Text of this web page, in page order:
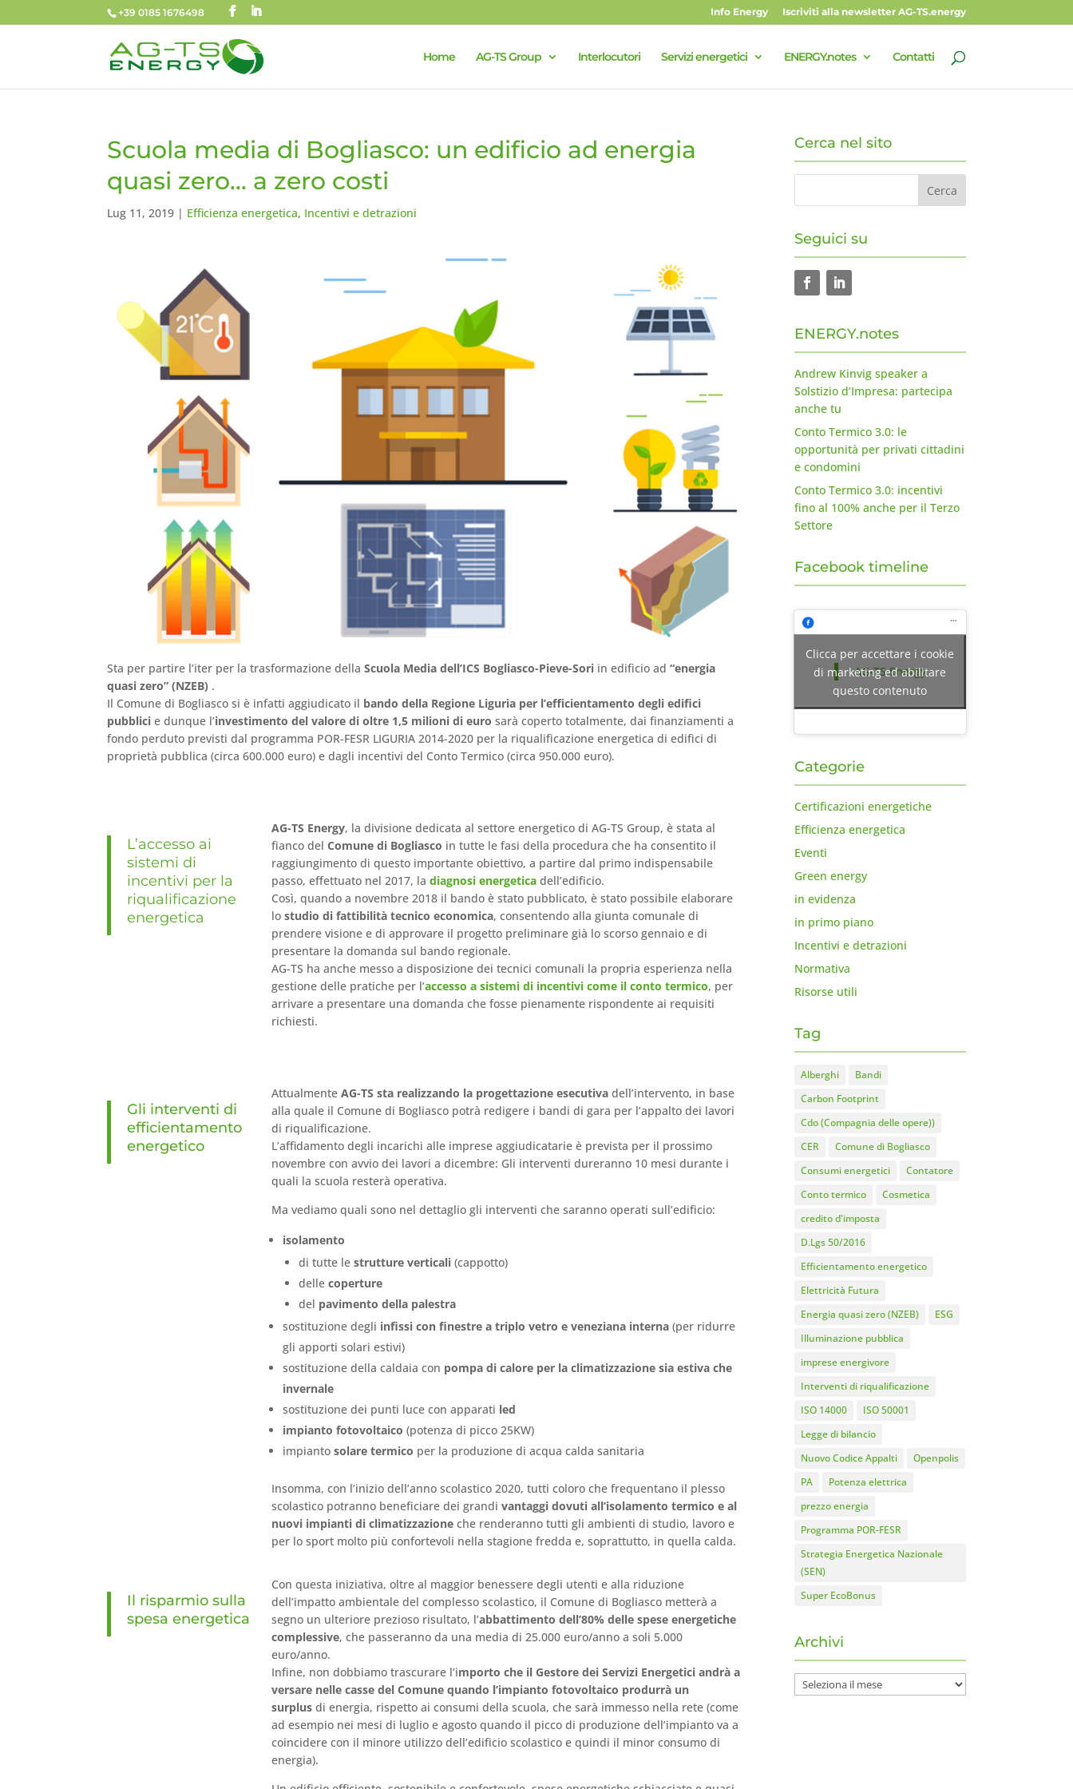
+39 0185 1676498 Info Energy Iscriviti alla newsletter AG-TS.energy
Home AG-TS Group Interlocutori Servizi energetici ENERGY.notes Contatti
Scuola media di Bogliasco: un edificio ad energia
quasi zero… a zero costi
Lug 11, 2019 | Efficienza energetica, Incentivi e detrazioni
Sta per partire l’iter per la trasformazione dellaScuola Media dell’ICS Bogliasco-Pieve-Sori in edificio ad“energia
quasi zero” (NZEB) .
Il Comune di Bogliasco si è infatti aggiudicato il bando della Regione Liguria per l’efficientamento degli edifici
pubblici e dunque l’investimento del valore di oltre 1,5 milioni di euro sarà coperto totalmente, dai finanziamenti a
fondo perduto previsti dal programma POR-FESR LIGURIA 2014-2020 per la riqualificazione energetica di edifici di
proprietà pubblica (circa 600.000 euro) e dagli incentivi del Conto Termico (circa 950.000 euro).
L’accesso ai
sistemi di
incentivi per la
riqualificazione
energetica
AG-TS Energy, la divisione dedicata al settore energetico di AG-TS Group, è stata al
fianco del Comune di Bogliasco in tutte le fasi della procedura che ha consentito il
raggiungimento di questo importante obiettivo, a partire dal primo indispensabile
passo, effettuato nel 2017, la diagnosi energeticadell’edificio.
Così, quando a novembre 2018 il bando è stato pubblicato, è stato possibile elaborare
lo studio di fattibilità tecnico economica, consentendo alla giunta comunale di
prendere visione e di approvare il progetto preliminare già lo scorso gennaio e di
presentare la domanda sul bando regionale.
AG-TS ha anche messo a disposizione dei tecnici comunali la propria esperienza nella
gestione delle pratiche per l’accesso a sistemi di incentivi come il conto termico, per
arrivare a presentare una domanda che fosse pienamente rispondente ai requisiti
richiesti.
Gli interventi di
efficientamento
energetico
Attualmente AG-TS sta realizzando la progettazione esecutivadell’intervento, in base
alla quale il Comune di Bogliasco potrà redigere i bandi di gara per l’appalto dei lavori
di riqualificazione.
L’affidamento degli incarichi alle imprese aggiudicatarie è prevista per il prossimo
novembre con avvio dei lavori a dicembre: Gli interventi dureranno 10 mesi durante i
quali la scuola resterà operativa.
Ma vediamo quali sono nel dettaglio gli interventi che saranno operati sull’edificio:
isolamento
di tutte le strutture verticali(cappotto)
delle coperture
del pavimento della palestra
sostituzione degli infissi con finestre a triplo vetro e veneziana interna(per ridurre
gli apporti solari estivi)
sostituzione della caldaia con pompa di calore per la climatizzazione sia estiva che
invernale
sostituzione dei punti luce con apparati led
impianto fotovoltaico (potenza di picco 25KW)
impianto solare termico per la produzione di acqua calda sanitaria
Insomma, con l’inizio dell’anno scolastico 2020, tutti coloro che frequentano il plesso
scolastico potranno beneficiare dei grandi vantaggi dovuti all’isolamento termico e al
nuovi impianti di climatizzazioneche renderanno tutti gli ambienti di studio, lavoro e
per lo sport molto più confortevoli nella stagione fredda e, soprattutto, in quella calda.
Il risparmio sulla
spesa energetica
Con questa iniziativa, oltre al maggior benessere degli utenti e alla riduzione
dell’impatto ambientale del complesso scolastico, il Comune di Bogliasco metterà a
segno un ulteriore prezioso risultato, l’abbattimento dell’80% delle spese energetiche
complessive, che passeranno da una media di 25.000 euro/anno a soli 5.000
euro/anno.
Infine, non dobbiamo trascurare l’importo che il Gestore dei Servizi Energetici andrà a
versare nelle casse del Comune quando l’impianto fotovoltaico produrrà un
surplus di energia, rispetto ai consumi della scuola, che sarà immesso nella rete (come
ad esempio nei mesi di luglio e agosto quando il picco di produzione dell’impianto va a
coincidere con il minore utilizzo dell’edificio scolastico e quindi il minor consumo di
energia).
Cerca nel sito
Seguici su
ENERGY.notes
Andrew Kinvig speaker a
Solstizio d’Impresa: partecipa
anche tu
Conto Termico 3.0: le
opportunità per privati cittadini
e condomini
Conto Termico 3.0: incentivi
fino al 100% anche per il Terzo
Settore
Facebook timeline
AG-TS Energy
Clicca per accettare i cookie
di marketing ed abilitare
questo contenuto
Categorie
Certificazioni energetiche
Efficienza energetica
Eventi
Green energy
in evidenza
in primo piano
Incentivi e detrazioni
Normativa
Risorse utili
Tag
Alberghi
Bandi
Carbon Footprint
Cdo (Compagnia delle opere))
CER
Comune di Bogliasco
Consumi energetici
Contatore
Conto termico
Cosmetica
credito d'imposta
D.Lgs 50/2016
Efficientamento energetico
Elettricità Futura
Energia quasi zero (NZEB)
ESG
Illuminazione pubblica
imprese energivore
Interventi di riqualificazione
ISO 14000
ISO 50001
Legge di bilancio
Nuovo Codice Appalti
Openpolis
PA
Potenza elettrica
prezzo energia
Programma POR-FESR
Strategia Energetica Nazionale
(SEN)
Super EcoBonus
Archivi
Archivi